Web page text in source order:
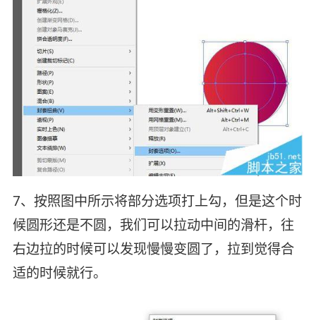
7、按照图中所示将部分选项打上勾，但是这个时
候圆形还是不圆，我们可以拉动中间的滑杆，往
右边拉的时候可以发现慢慢变圆了，拉到觉得合
适的时候就行。